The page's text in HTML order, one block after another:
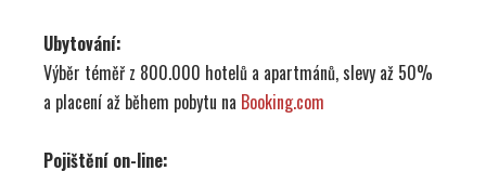
Ubytování:
Výběr téměř z 800.000 hotelů a apartmánů, slevy až 50%
a placení až během pobytu na Booking.com
Pojištění on-line: